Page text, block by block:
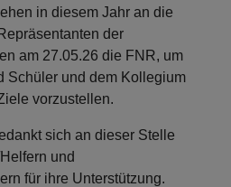
in diesem Jahr an die
der
am 27.05.26 die FNR, um
Schüler und dem Kollegium
vorzustellen.
sich an dieser Stelle
und
für ihre Unterstützung.